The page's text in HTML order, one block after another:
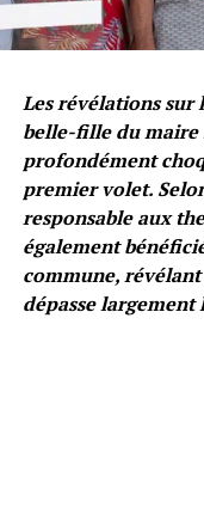
Les révélations
belle-fille du maire
profondément
premier volet.
responsable aux
également
commune,
dépasse largement